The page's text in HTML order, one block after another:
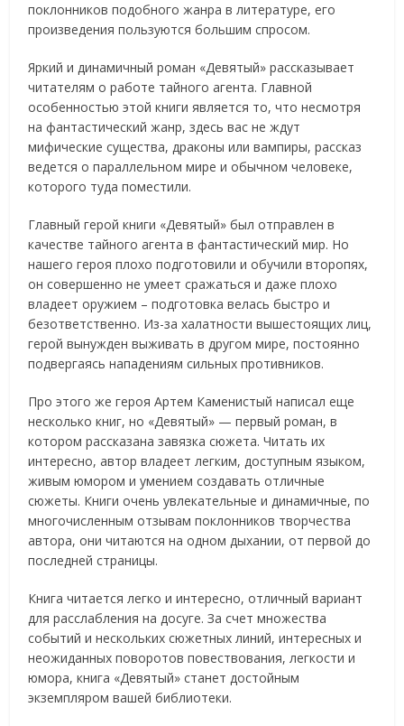
поклонников подобного жанра в литературе, его
произведения пользуются большим спросом.
Яркий и динамичный роман «Девятый» рассказывает
читателям о работе тайного агента. Главной
особенностью этой книги является то, что несмотря
на фантастический жанр, здесь вас не ждут
мифические существа, драконы или вампиры, рассказ
ведется о параллельном мире и обычном человеке,
которого туда поместили.
Главный герой книги «Девятый» был отправлен в
качестве тайного агента в фантастический мир. Но
нашего героя плохо подготовили и обучили второпях,
он совершенно не умеет сражаться и даже плохо
владеет оружием – подготовка велась быстро и
безответственно. Из-за халатности вышестоящих лиц,
герой вынужден выживать в другом мире, постоянно
подвергаясь нападениям сильных противников.
Про этого же героя Артем Каменистый написал еще
несколько книг, но «Девятый» — первый роман, в
котором рассказана завязка сюжета. Читать их
интересно, автор владеет легким, доступным языком,
живым юмором и умением создавать отличные
сюжеты. Книги очень увлекательные и динамичные, по
многочисленным отзывам поклонников творчества
автора, они читаются на одном дыхании, от первой до
последней страницы.
Книга читается легко и интересно, отличный вариант
для расслабления на досуге. За счет множества
событий и нескольких сюжетных линий, интересных и
неожиданных поворотов повествования, легкости и
юмора, книга «Девятый» станет достойным
экземпляром вашей библиотеки.